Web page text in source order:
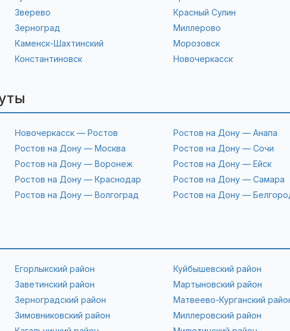
Зверево
Зерноград
Каменск-Шахтинский
Константиновск
Красный Сулин
Миллерово
Морозовск
Новочеркасск
Новочеркасск — Ростов
Ростов на Дону — Москва
Ростов на Дону — Воронеж
Ростов на Дону — Краснодар
Ростов на Дону — Волгоград
Ростов на Дону — Анапа
Ростов на Дону — Сочи
Ростов на Дону — Ейск
Ростов на Дону — Самара
Ростов на Дону —
Егорлыкский район
Заветинский район
Зерноградский район
Зимовниковский район
Куйбышевский район
Мартыновский район
Матвеево-Курганский
Миллеровский район